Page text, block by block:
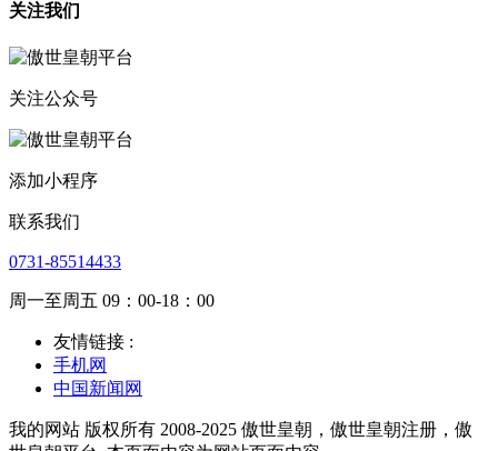
关注我们
关注公众号
添加小程序
联系我们
0731-85514433
周一至周五 09：00-18：00
友情链接 :
手机网
中国新闻网
我的网站 版权所有 2008-2025 傲世皇朝，傲世皇朝注册，傲